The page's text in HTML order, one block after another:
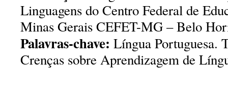
Linguagens do Centro Federal de
Minas Gerais CEFET-MG – Belo
Palavras-chave: Língua Portuguesa.
Crenças sobre Aprendizagem de